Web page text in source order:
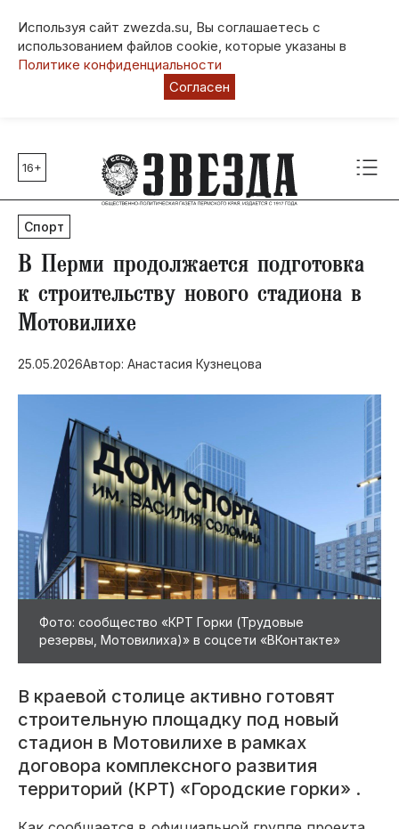
Используя сайт zwezda.su, Вы соглашаетесь с
использованием файлов cookie, которые указаны в
Политике конфиденциальности
Согласен
Главные темы
80 лет Победы
Молодежная столица РФ
СВО
Социальная поддержка
Инфраструктура
Благоустройство
16+
Спорт
​В Перми продолжается подготовка
к строительству нового стадиона в
Мотовилихе
25.05.2026Автор: Анастасия Кузнецова
Фото: сообщество «КРТ Горки (Трудовые
резервы, Мотовилиха)» в соцсети «ВКонтакте»
В краевой столице активно готовят
строительную площадку под новый
стадион в Мотовилихе в рамках
договора комплексного развития
территорий (КРТ) «Городские горки» .